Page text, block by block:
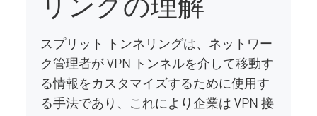
スプリット トンネリングは、ネットワー
ク管理者が VPN トンネルを介して移動す
る情報をカスタマイズするために使用す
る手法であり、これにより企業は VPN 接